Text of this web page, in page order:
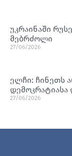
უკრაინაში
მებრძოლი
27/06/2026
ელჩი: ჩინეთს
დემოკრატიასა
27/06/2026